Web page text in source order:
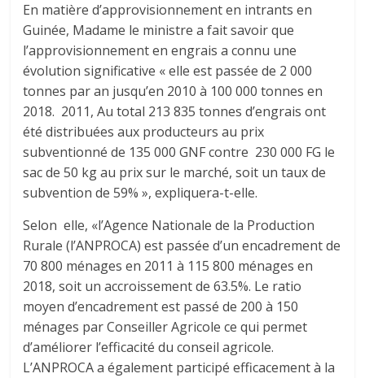
En matière d’approvisionnement en intrants en
Guinée, Madame le ministre a fait savoir que
l’approvisionnement en engrais a connu une
évolution significative « elle est passée de 2 000
tonnes par an jusqu’en 2010 à 100 000 tonnes en
2018. 2011, Au total 213 835 tonnes d’engrais ont
été distribuées aux producteurs au prix
subventionné de 135 000 GNF contre 230 000 FG le
sac de 50 kg au prix sur le marché, soit un taux de
subvention de 59% », expliquera-t-elle.
Selon elle, «l’Agence Nationale de la Production
Rurale (l’ANPROCA) est passée d’un encadrement de
70 800 ménages en 2011 à 115 800 ménages en
2018, soit un accroissement de 63.5%. Le ratio
moyen d’encadrement est passé de 200 à 150
ménages par Conseiller Agricole ce qui permet
d’améliorer l’efficacité du conseil agricole.
L’ANPROCA a également participé efficacement à la